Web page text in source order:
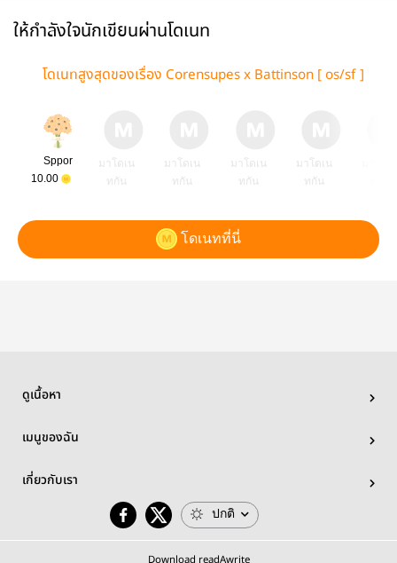
ให้กำลังใจนักเขียนผ่านโดเนท
โดเนทสูงสุดของเรื่อง Corensupes x Battinson [ os/sf ]
Sppor
10.00
มาโดเน
ทกัน
มาโดเน
ทกัน
มาโดเน
ทกัน
มาโดเน
ทกัน
โดเนทที่นี่
ดูเนื้อหา
เมนูของฉัน
เกี่ยวกับเรา
ปกติ